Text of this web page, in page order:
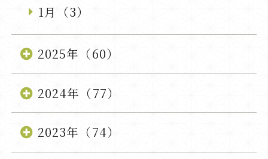
1月（3）
2025年（60）
2024年（77）
2023年（74）